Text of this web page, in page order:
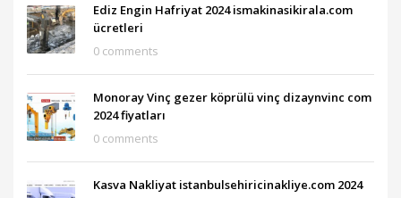
Ediz Engin Hafriyat 2024 ismakinasikirala.com
ücretleri
0 comments
Monoray Vinç gezer köprülü vinç dizaynvinc com
2024 fiyatları
0 comments
Kasva Nakliyat istanbulsehiricinakliye.com 2024